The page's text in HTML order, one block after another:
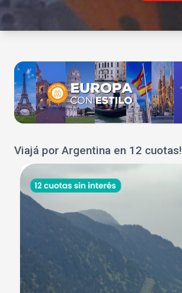
Viajá por Argentina en 12 cuotas!